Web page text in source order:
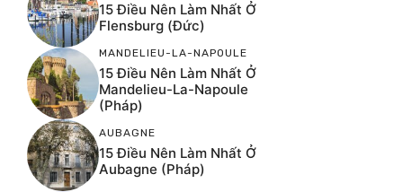
15 Điều Nên Làm Nhất Ở
Flensburg (Đức)
MANDELIEU-LA-NAPOULE
15 Điều Nên Làm Nhất Ở
Mandelieu-La-Napoule
(Pháp)
AUBAGNE
15 Điều Nên Làm Nhất Ở
Aubagne (Pháp)